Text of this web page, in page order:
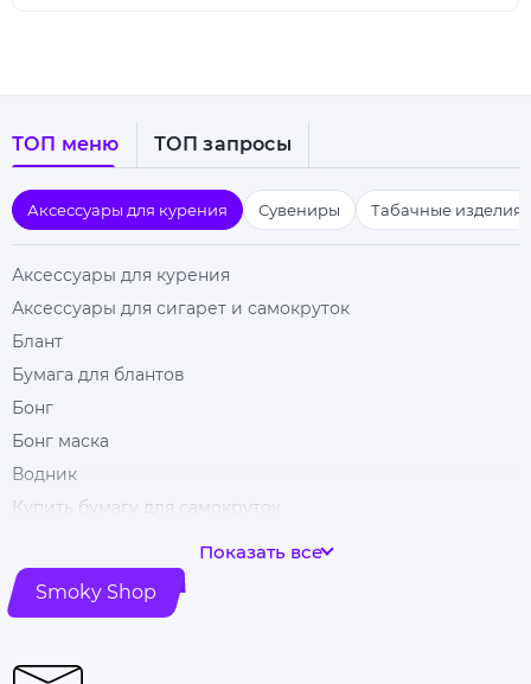
ТОП меню ТОП запросы
Аксессуары для курения Сувениры Табачные изделия
Аксессуары для курения
Аксессуары для сигарет и самокруток
Блант
Бумага для блантов
Бонг
Бонг маска
Водник
Купить бумагу для самокруток
Чаша для бонга
Фильтры для самокруток
Фильтры dark horse
Показать все
Smoky Shop